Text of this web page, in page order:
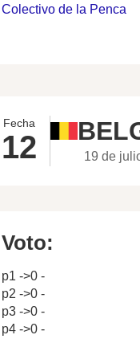
Colectivo de la Penca
Fecha
12 19 de
Voto:
p1 ->0 -
p2 ->0 -
p3 ->0 -
p4 ->0 -